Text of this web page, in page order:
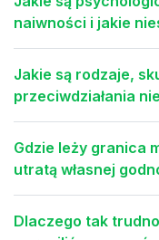
naiwności i jakie
Jakie są rodzaje,
przeciwdziałania
Gdzie leży granica
utratą własnej
Dlaczego tak